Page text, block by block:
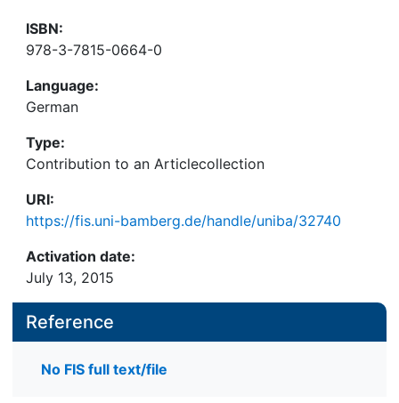
ISBN:
978-3-7815-0664-0
Language:
German
Type:
Contribution to an Articlecollection
URI:
https://fis.uni-bamberg.de/handle/uniba/32740
Activation date:
July 13, 2015
Reference
No FIS full text/file